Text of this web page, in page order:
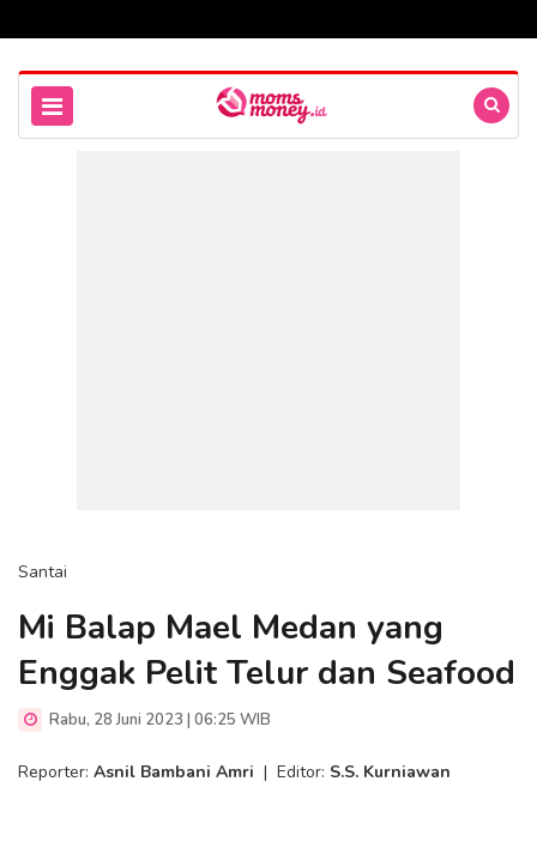
Santai
Mi Balap Mael Medan yang
Enggak Pelit Telur dan Seafood
Rabu, 28 Juni 2023 | 06:25 WIB
Reporter: Asnil Bambani Amri | Editor: S.S. Kurniawan